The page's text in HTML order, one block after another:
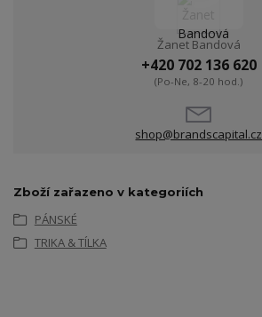
Žanet Bandová
+420 702 136 620
(Po-Ne, 8-20 hod.)
shop@brandscapital.cz
Zboží zařazeno v kategoriích
PÁNSKÉ
TRIKA & TÍLKA